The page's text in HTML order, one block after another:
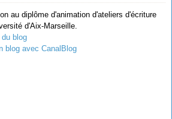
au diplôme d'animation d'ateliers d'écriture
d'Aix-Marseille.
blog
blog avec CanalBlog